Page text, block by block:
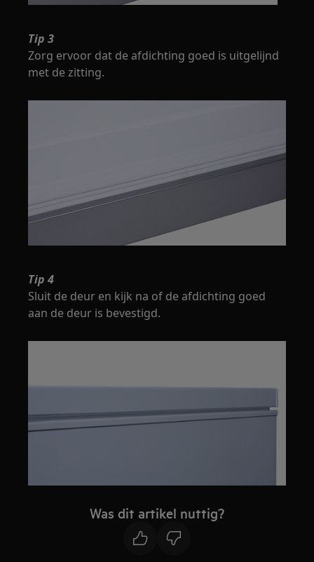
Tip 3
Zorg ervoor dat de afdichting goed is uitgelijnd
met de zitting.
Tip 4
Sluit de deur en kijk na of de afdichting goed
aan de deur is bevestigd.
Was dit artikel nuttig?